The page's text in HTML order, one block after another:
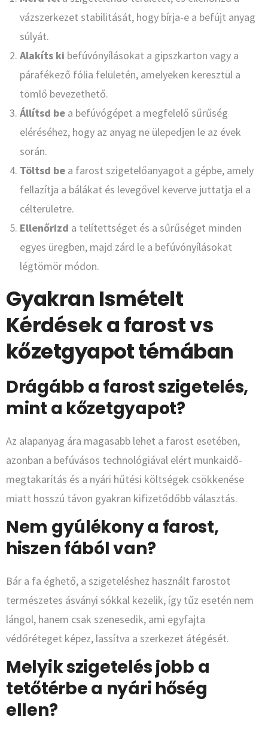
vázszerkezet stabilitását, hogy bírja-e a befújt anyag
súlyát.
Alakíts ki befúvónyílásokat a gipszkarton vagy a
párafékező fólia felületén, amelyeken keresztül a
tömlő bevezethető.
Állítsd be a befúvógépet a megfelelő sűrűség
eléréséhez, hogy az anyag ne ülepedjen le az évek
során.
Töltsd be a farost szigetelőanyagot a gépbe, amely
fellazítja a bálákat és levegővel keverve juttatja el a
célterületre.
Ellenőrizd a telítettséget és a sűrűséget minden
egyes üregben, majd zárd le a befúvónyílásokat
légtömör módon.
Gyakran Ismételt
Kérdések a farost vs
kőzetgyapot témában
Drágább a farost szigetelés,
mint a kőzetgyapot?
Az alapanyag ára magasabb lehet a farost esetében,
azonban a befúvásos technológiával elért munkaidő-
megtakarítás és a nyári hűtési költségek csökkenése
miatt hosszú távon gyakran kifizetődőbb választás.
Nem gyúlékony a farost,
hiszen fából van?
Bár a fa éghető, a szigeteléshez használt farostot
természetes ásványi sókkal kezelik, így tűz esetén nem
lángol, hanem csak szenesedik, ami egyfajta
védőréteget képez, lassítva a szerkezet átégését.
Melyik szigetelés jobb a
tetőtérbe a nyári hőség
ellen?